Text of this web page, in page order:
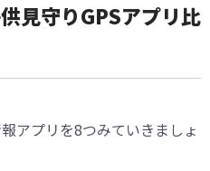
見守りGPSアプリ比
アプリを8つみていきましょ